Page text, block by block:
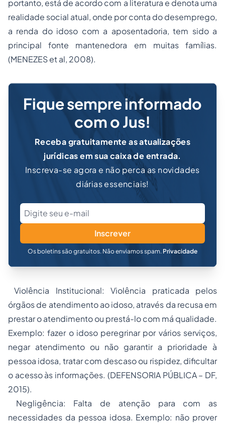
portanto, está de acordo com a literatura e denota uma
realidade social atual, onde por conta do desemprego,
a renda do idoso com a aposentadoria, tem sido a
principal fonte mantenedora em muitas famílias.
(MENEZES et al, 2008).
Fique sempre informado
com o Jus!
Receba gratuitamente as atualizações
jurídicas em sua caixa de entrada.
Inscreva-se agora e não perca as novidades
diárias essenciais!
Inscrever
Os boletins são gratuitos. Não enviamos spam. Privacidade
Violência Institucional: Violência praticada pelos
órgãos de atendimento ao idoso, através da recusa em
prestar o atendimento ou prestá-lo com má qualidade.
Exemplo: fazer o idoso peregrinar por vários serviços,
negar atendimento ou não garantir a prioridade à
pessoa idosa, tratar com descaso ou rispidez, dificultar
o acesso às informações. (DEFENSORIA PÚBLICA – DF,
2015).
Negligência: Falta de atenção para com as
necessidades da pessoa idosa. Exemplo: não prover